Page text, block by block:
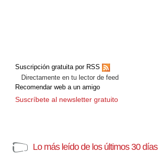
Suscripción gratuita por RSS
Directamente en tu lector de feed
Recomendar web a un amigo
Suscríbete al newsletter gratuito
Lo más leído de los últimos 30 días